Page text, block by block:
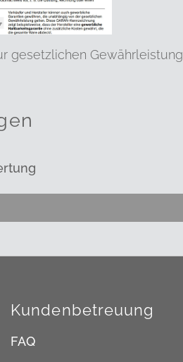
gesetzlichen Gewährleistung
Kundenbetreuung
FAQ